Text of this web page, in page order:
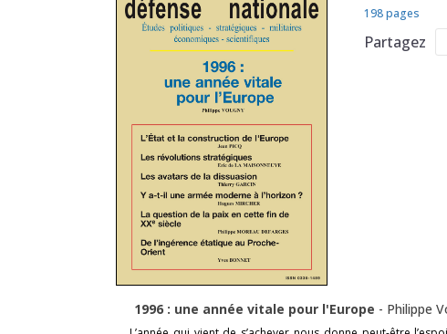
198 pages
Partagez
1996 : une année vitale pour l'Europe - Philippe